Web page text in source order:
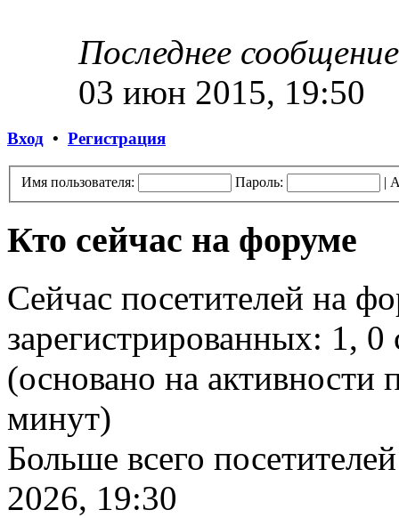
Последнее сообщение
03 июн 2015, 19:50
Вход • Регистрация
Имя пользователя: Пароль: |
Кто сейчас на форуме
Сейчас посетителей на
зарегистрированных: 1,
(основано на активности
минут)
Больше всего
2026, 19:30